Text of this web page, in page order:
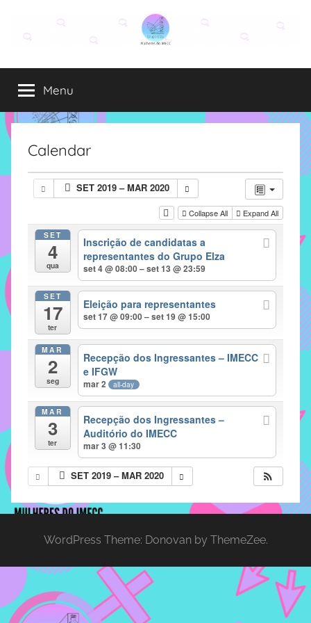
conteúdo
Grupo
Elza
Elza
é
formado
alunas,
funcionárias
IMECC
como
atribuição
implementar
mecanismos
proporcionem
fortalecimento
entre
professores
funcionários
do
IMECC,
Menu
Calendar
SET 2019 – MAR 2020
Collapse All Expand All
SET
4
qua
Inscrição de candidatas a
representantes do Grupo Elza
set 4 @ 08:00 – set 13 @ 23:59
SET
17
ter
Eleição para representantes
set 17 @ 09:00 – set 19 @ 15:00
MAR
2
seg
Recepção dos Ingressantes – IMECC
e IFGW
mar 2 all-day
MAR
3
ter
Recepção dos Ingressantes –
Auditório do IMECC
mar 3 @ 11:30
SET 2019 – MAR 2020
WordPress Theme: Donovan by ThemeZee.